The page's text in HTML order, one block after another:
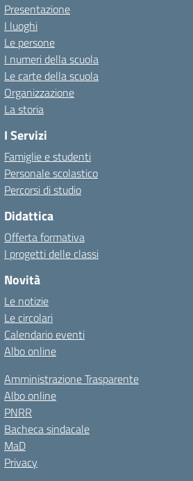
Presentazione
I luoghi
Le persone
I numeri della scuola
Le carte della scuola
Organizzazione
La storia
I Servizi
Famiglie e studenti
Personale scolastico
Percorsi di studio
Didattica
Offerta formativa
I progetti delle classi
Novità
Le notizie
Le circolari
Calendario eventi
Albo online
Amministrazione Trasparente
Albo online
PNRR
Bacheca sindacale
MaD
Privacy